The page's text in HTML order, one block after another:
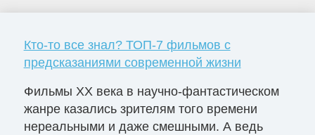
Кто-то все знал? ТОП-7 фильмов с
предсказаниями современной жизни
Фильмы ХХ века в научно-фантастическом
жанре казались зрителям того времени
нереальными и даже смешными. А ведь